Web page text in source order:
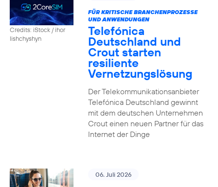
Credits: iStock / ihor
lishchyshyn
FÜR KRITISCHE BRANCHENPROZESSE
UND ANWENDUNGEN
Telefónica
Deutschland und
Crout starten
resiliente
Vernetzungslösung
Der Telekommunikationsanbieter
Telefónica Deutschland gewinnt
mit dem deutschen Unternehmen
Crout einen neuen Partner für das
Internet der Dinge
06. Juli 2026